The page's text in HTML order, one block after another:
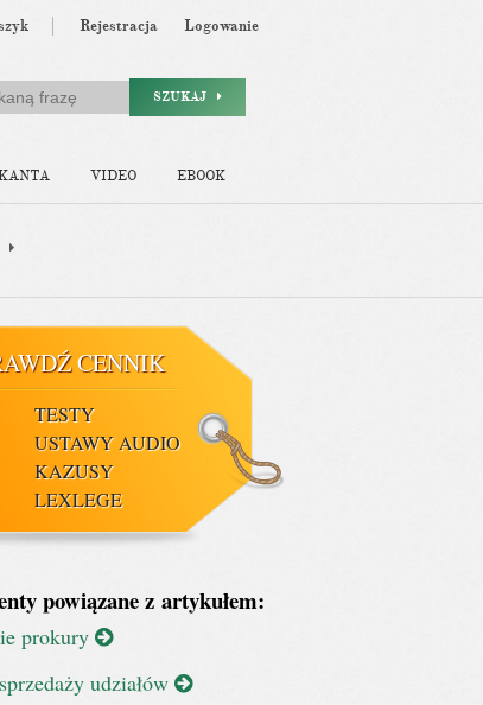
Rejestracja Logowanie
SZUKAJ
VIDEO EBOOK
CENNIK
TESTY
USTAWY AUDIO
KAZUSY
LEXLEGE
powiązane z artykułem:
prokury
udziałów